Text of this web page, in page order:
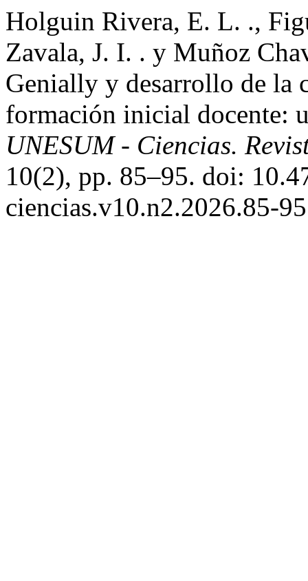
Holguin Rivera, E. L. .,
Zavala, J. I. . y Muñoz
Genially y desarrollo de la
formación inicial docente:
UNESUM - Ciencias.
10(2), pp. 85–95. doi:
ciencias.v10.n2.2026.85-